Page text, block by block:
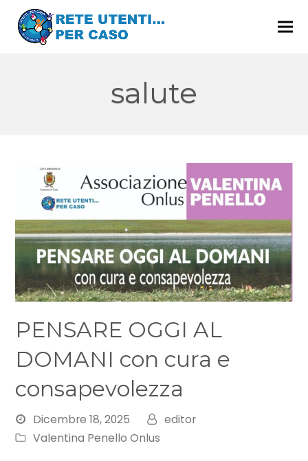
salute
PENSARE OGGI AL
DOMANI con cura e
consapevolezza
Dicembre 18, 2025
editor
Valentina Penello Onlus